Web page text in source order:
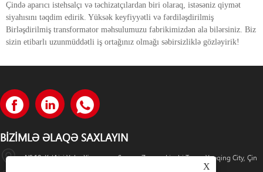
Çində aparıcı istehsalçı və təchizatçılardan biri olaraq, istəsəniz qiymət
siyahısını təqdim edirik. Yüksək keyfiyyətli və fərdiləşdirilmiş
Birləşdirilmiş transformator məhsulumuzu fabrikimizdən ala bilərsiniz. Biz
sizin etibarlı uzunmüddətli iş ortağınız olmağı səbirsizliklə gözləyirik!
BIZIMLƏ ƏLAQƏ SAXLAYIN
№ 19, Ke'Aisi Yolu, Xiangyang Sənaye Zonası, Liushi Town, Yueqing City, Çin
X